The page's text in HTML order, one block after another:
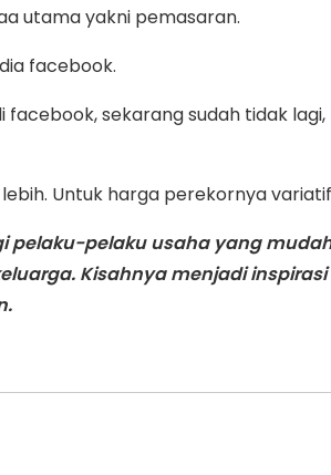
utama yakni pemasaran.
facebook.
facebook, sekarang sudah tidak
Untuk harga perekornya
pelaku-pelaku usaha yang
Kisahnya menjadi